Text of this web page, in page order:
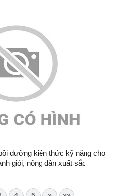
dưỡng kiến thức kỹ năng cho
giỏi, nông dân xuất sắc